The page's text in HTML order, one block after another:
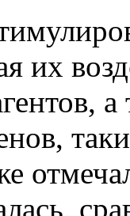
их